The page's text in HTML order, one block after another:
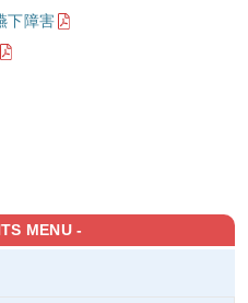
下障害
MENU -